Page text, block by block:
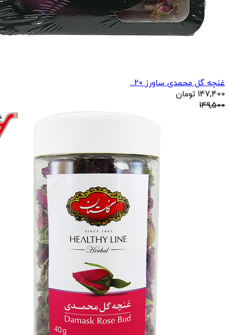
غنچه گل محمدی ساورز 20...
147,400 تومان
149,500